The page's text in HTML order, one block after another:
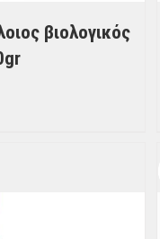
βιολογικός